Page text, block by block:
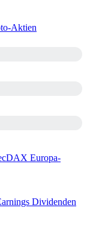
Aktien
Europa-
Dividenden